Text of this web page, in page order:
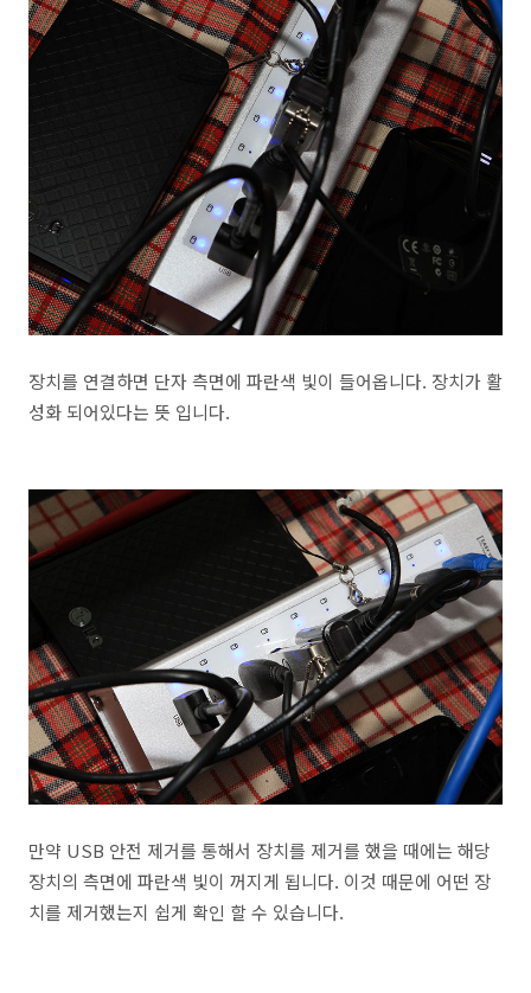
장치를 연결하면 단자 측면에 파란색 빛이 들어옵니다. 장치가 활
성화 되어있다는 뜻 입니다.
만약 USB 안전 제거를 통해서 장치를 제거를 했을 때에는 해당
장치의 측면에 파란색 빛이 꺼지게 됩니다. 이것 때문에 어떤 장
치를 제거했는지 쉽게 확인 할 수 있습니다.